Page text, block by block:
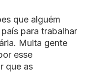
que alguém
para trabalhar
Muita gente
esse
que as